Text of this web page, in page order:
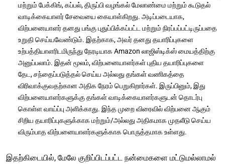
மற்றும் பேக்கிங், கப்பல், திருப்பி வழங்கல் மேலாண்மை மற்றும் கூடுதல்
வாடிக்கையாளர் சேவையை கையாள்கிறது. அடிப்படையாக,
விற்பனையாளர் தனது பங்கு புதுப்பிக்கப்பட்ட மற்றும் நிரப்பப்பட்டிருப்பதை
உறுதி செய்யவேண்டும். இதற்காக, அவர் தனது தயாரிப்புகளை
உற்பத்தியாளரிடமிருந்து நேரடியாக Amazon லாஜிஸ்டிக்ஸ் மையத்திற்கு
அனுப்பலாம். இதன் மூலம், விற்பனையாளர்கள் புதிய தயாரிப்புகளை
தேட, சந்தைப்படுத்தல் செய்ய அல்லது தங்கள் வணிகத்தை
விரிவாக்குவதற்கான அதிக நேரம் பெறுகிறார்கள். இருப்பினும், இது
விற்பனையாளர்களுக்கு தங்கள் வாடிக்கையாளர்களுடன் தொடர்பு
கொள்ள வாய்ப்பு அளிக்காது. இந்த முறை விரைவில் விற்பனை ஆகும்
சிறிய தயாரிப்புகளுக்காக மற்றும்/அல்லது அதிகமாக முதலீடு செய்ய
விரும்பாத விற்பனையாளர்களுக்காக பொருத்தமாக உள்ளது.
இதற்கிடையில், மேலே குறிப்பிடப்பட்ட நன்மைகளை மட்டுமல்லாமல்